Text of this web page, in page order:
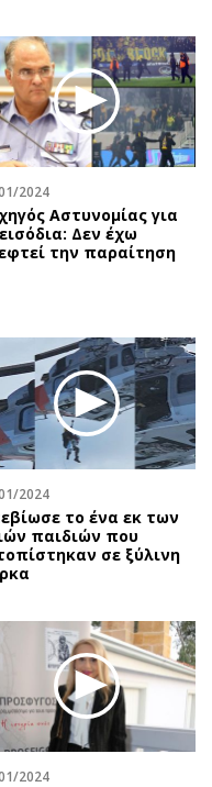
2024
Αστυνομίας για
Δεν έχω
την παραίτηση
2024
το ένα εκ των
παιδιών που
σε ξύλινη
2024